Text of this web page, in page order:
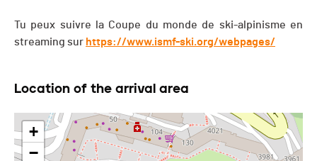
Tu peux suivre la Coupe du monde de ski-alpinisme en
streaming sur https://www.ismf-ski.org/webpages/
Location of the arrival area
+
−